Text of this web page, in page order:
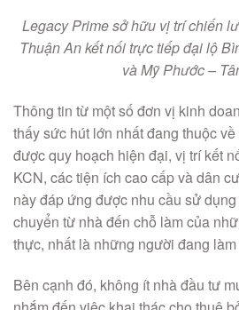
Legacy Prime sở hữu vị trí chiến
Thuận An kết nối trực tiếp đại lộ
và Mỹ Phước –
Thông tin từ một số đơn vị kinh
thấy sức hút lớn nhất đang thuộc
được quy hoạch hiện đại, vị trí kết
KCN, các tiện ích cao cấp và dân
này đáp ứng được nhu cầu sử
chuyển từ nhà đến chỗ làm của
thực, nhất là những người đang
Bên cạnh đó, không ít nhà đầu tư